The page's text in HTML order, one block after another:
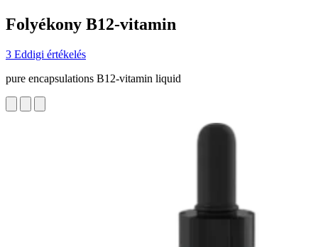
Folyékony B12-vitamin
3 Eddigi értékelés
pure encapsulations B12-vitamin liquid